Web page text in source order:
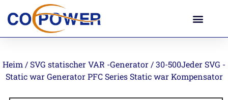
Heim / SVG statischer VAR -Generator / 30-500Jeder SVG -
Static war Generator PFC Series Static war Kompensator